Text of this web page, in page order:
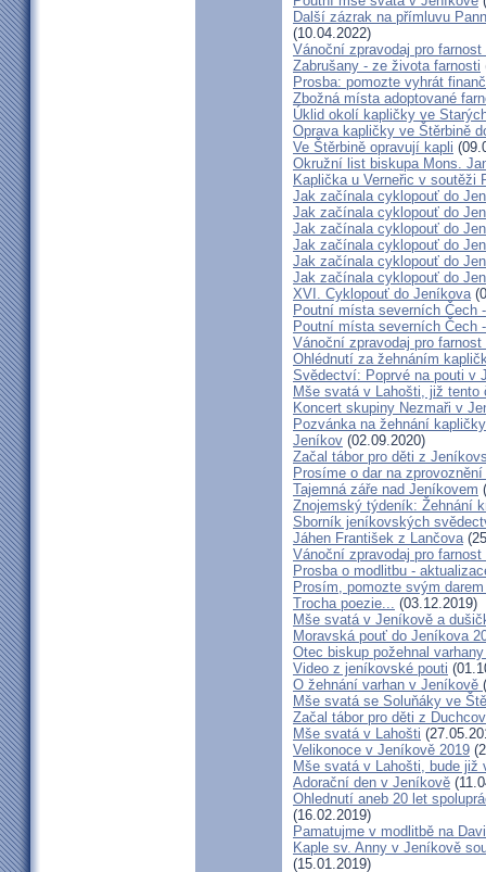
Další zázrak na přímluvu
(10.04.2022)
Vánoční zpravodaj pro
Zabrušany - ze života farnosti
Prosba: pomozte vyhrát
Zbožná místa adoptované
Úklid okolí kapličky ve
Oprava kapličky ve Štěrbině
Ve Štěrbině opravují kapli
Okružní list biskupa Mons.
Kaplička u Verneřic v soutěži
Jak začínala cyklopouť do
Jak začínala cyklopouť do
Jak začínala cyklopouť do
Jak začínala cyklopouť do
Jak začínala cyklopouť do
Jak začínala cyklopouť do
XVI. Cyklopouť do Jeníkova
Poutní místa severních Čech
Poutní místa severních Čech
Vánoční zpravodaj pro
Ohlédnutí za žehnáním
Svědectví: Poprvé na pouti v
Mše svatá v Lahošti, již tento
Koncert skupiny Nezmaři v
Pozvánka na žehnání
Jeníkov (02.09.2020)
Začal tábor pro děti z
Prosíme o dar na
Tajemná záře nad Jeníkovem
Znojemský týdeník: Žehnání
Sborník jeníkovských
Jáhen František z Lančova
Vánoční zpravodaj pro
Prosba o modlitbu -
Prosím, pomozte svým
Trocha poezie... (03.12.2019)
Mše svatá v Jeníkově a
Moravská pouť do Jeníkova
Otec biskup požehnal
Video z jeníkovské pouti
O žehnání varhan v Jeníkově
Mše svatá se Soluňáky ve
Začal tábor pro děti z
Mše svatá v Lahošti
Velikonoce v Jeníkově 2019
Mše svatá v Lahošti, bude již
Adorační den v Jeníkově
Ohlednutí aneb 20 let
(16.02.2019)
Pamatujme v modlitbě na
Kaple sv. Anny v Jeníkově
(15.01.2019)